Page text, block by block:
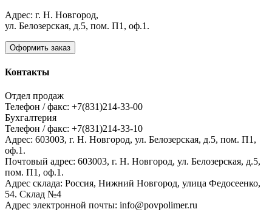
Адрес: г. Н. Новгород,
ул. Белозерская, д.5, пом. П1, оф.1.
Оформить заказ
Контакты
Отдел продаж
Телефон / факс: +7(831)214-33-00
Бухгалтерия
Телефон / факс: +7(831)214-33-10
Адрес: 603003, г. Н. Новгород, ул. Белозерская, д.5, пом. П1,
оф.1.
Почтовый адрес: 603003, г. Н. Новгород, ул. Белозерская, д.5,
пом. П1, оф.1.
Адрес склада: Россия, Нижний Новгород, улица Федосеенко,
54. Склад №4
Адрес электронной почты: info@povpolimer.ru